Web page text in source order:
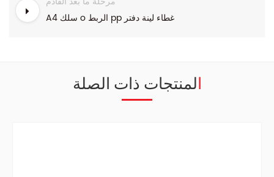
A4 سلك o الربط pp غطاء لينة دفتر
المنتجات ذات الصلة